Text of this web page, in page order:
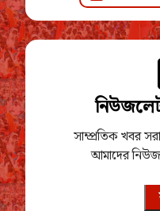
সাম্প্রতিক খবর
আমাদের